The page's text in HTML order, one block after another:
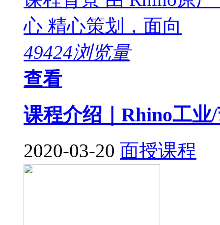
心 精心策划，面向
49424浏览量
查看
课程介绍｜Rhino工
2020-03-20 面授课程